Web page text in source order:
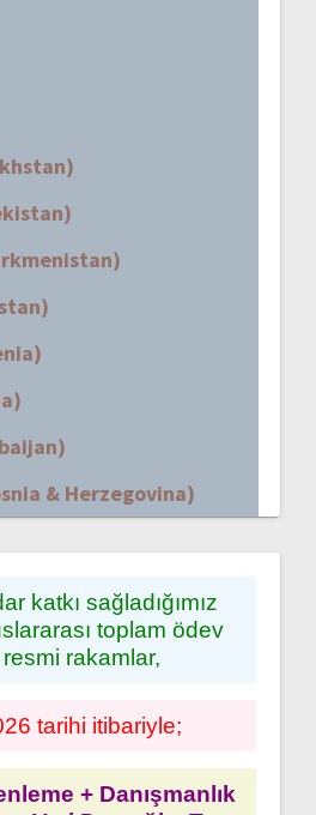
& Herzegovina)
katkı sağladığımız
toplam ödev
resmi rakamlar,
tarihi itibariyle;
+ Danışmanlık